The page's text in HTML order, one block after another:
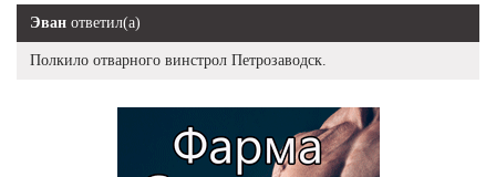
Эван ответил(а)
Полкило отварного винстрол Петрозаводск.